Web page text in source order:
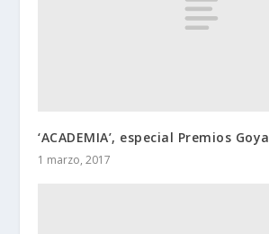
‘ACADEMIA’, especial Premios Goya
1 marzo, 2017